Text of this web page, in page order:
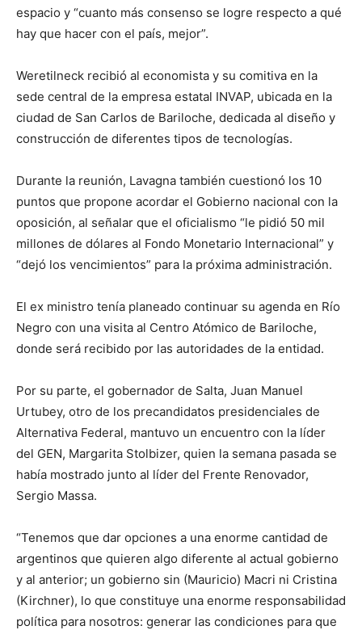
espacio y “cuanto más consenso se logre respecto a qué
hay que hacer con el país, mejor”.
Weretilneck recibió al economista y su comitiva en la
sede central de la empresa estatal INVAP, ubicada en la
ciudad de San Carlos de Bariloche, dedicada al diseño y
construcción de diferentes tipos de tecnologías.
Durante la reunión, Lavagna también cuestionó los 10
puntos que propone acordar el Gobierno nacional con la
oposición, al señalar que el oficialismo “le pidió 50 mil
millones de dólares al Fondo Monetario Internacional” y
“dejó los vencimientos” para la próxima administración.
El ex ministro tenía planeado continuar su agenda en Río
Negro con una visita al Centro Atómico de Bariloche,
donde será recibido por las autoridades de la entidad.
Por su parte, el gobernador de Salta, Juan Manuel
Urtubey, otro de los precandidatos presidenciales de
Alternativa Federal, mantuvo un encuentro con la líder
del GEN, Margarita Stolbizer, quien la semana pasada se
había mostrado junto al líder del Frente Renovador,
Sergio Massa.
“Tenemos que dar opciones a una enorme cantidad de
argentinos que quieren algo diferente al actual gobierno
y al anterior; un gobierno sin (Mauricio) Macri ni Cristina
(Kirchner), lo que constituye una enorme responsabilidad
política para nosotros: generar las condiciones para que